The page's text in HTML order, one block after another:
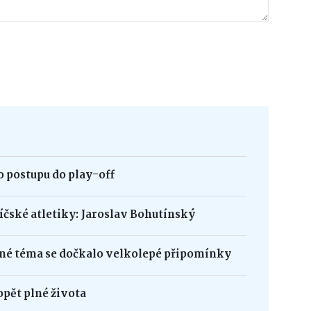
postupu do play-off
atletiky: Jaroslav Bohutínský
téma se dočkalo velkolepé připomínky
plné života